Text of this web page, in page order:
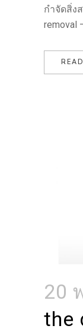
กำจัดสิ่ง
removal
20
the